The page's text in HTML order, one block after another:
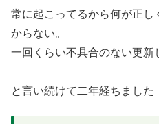
常に起こってるから何が正
からない。
一回くらい不具合のない更新
と言い続けて二年経ちました